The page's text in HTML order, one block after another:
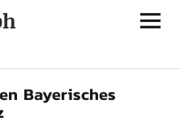
Bayerisches